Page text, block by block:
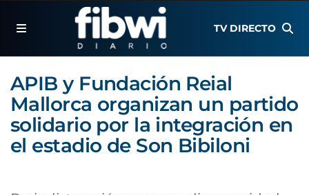
TV DIRECTO
APIB y Fundación Reial
Mallorca organizan un partido
solidario por la integración en
el estadio de Son Bibiloni